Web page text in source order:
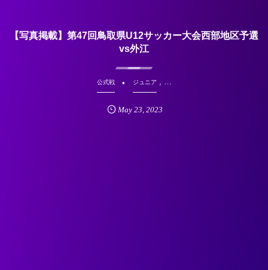
【写真掲載】第47回鳥取県U12サッカー大会西部地区予選
vs外江
公式戦 ジュニア , …
May 23,2023